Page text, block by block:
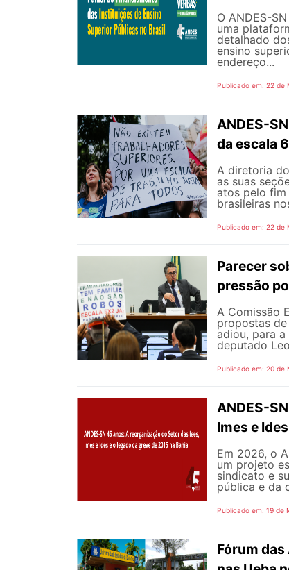
O ANDES-
uma
detalhado
ensino
endereço...
Publicado em: 22 de
ANDES-
da escala
A diretoria
as suas
atos pelo fim
brasileiras
Publicado em: 22 de
Parecer
pressão
A Comissão
propostas
adiou, para
deputado
Publicado em: 20 de
ANDES-
Imes e
Em 2026, o
um projeto
sindicato e
pública e da
Publicado em: 19 de
Fórum